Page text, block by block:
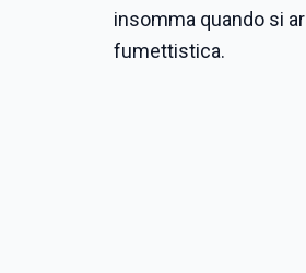
insomma quando si
fumettistica.